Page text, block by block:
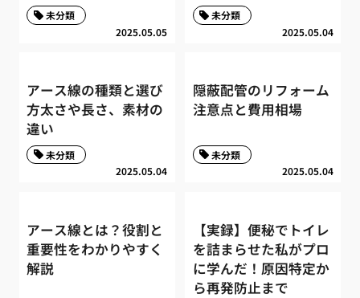
2025.05.05
未分類
2025.05.04
未分類
アース線の種類と選び
方太さや長さ、素材の
違い
2025.05.04
未分類
隠蔽配管のリフォーム
注意点と費用相場
2025.05.04
未分類
アース線とは？役割と
重要性をわかりやすく
解説
【実録】便秘でトイレ
を詰まらせた私がプロ
に学んだ！原因特定か
ら再発防止まで